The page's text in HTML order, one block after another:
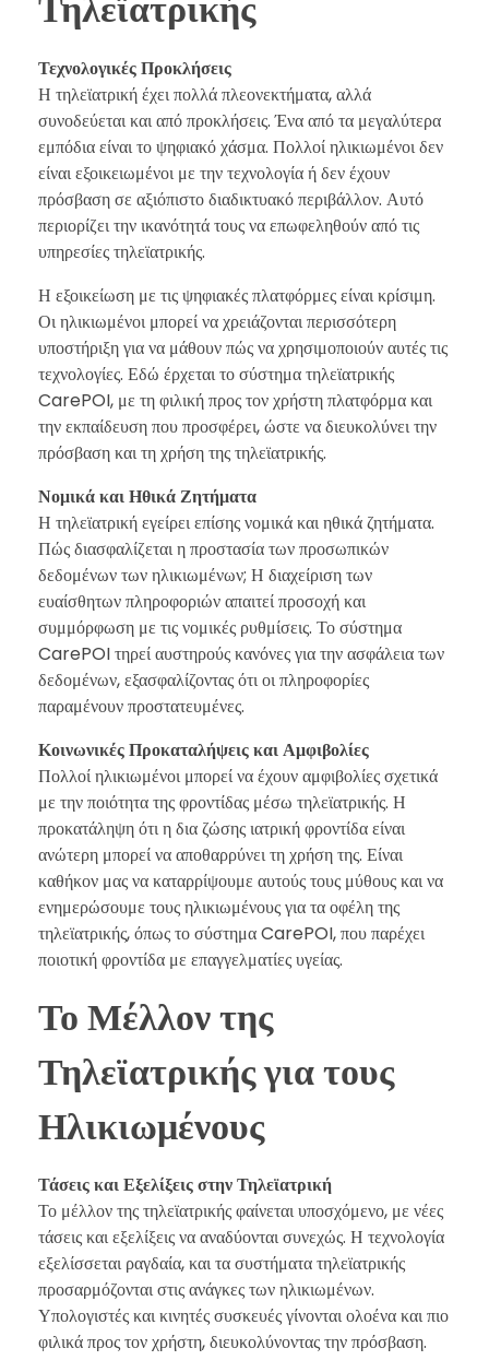
Τεχνολογικές Προκλήσεις
Η τηλεϊατρική έχει πολλά πλεονεκτήματα, αλλά
συνοδεύεται και από προκλήσεις. Ένα από τα μεγαλύτερα
εμπόδια είναι το ψηφιακό χάσμα. Πολλοί ηλικιωμένοι δεν
είναι εξοικειωμένοι με την τεχνολογία ή δεν έχουν
πρόσβαση σε αξιόπιστο διαδικτυακό περιβάλλον. Αυτό
περιορίζει την ικανότητά τους να επωφεληθούν από τις
υπηρεσίες τηλεϊατρικής.
Η εξοικείωση με τις ψηφιακές πλατφόρμες είναι κρίσιμη.
Οι ηλικιωμένοι μπορεί να χρειάζονται περισσότερη
υποστήριξη για να μάθουν πώς να χρησιμοποιούν αυτές τις
τεχνολογίες. Εδώ έρχεται το σύστημα τηλεϊατρικής
CarePOI, με τη φιλική προς τον χρήστη πλατφόρμα και
την εκπαίδευση που προσφέρει, ώστε να διευκολύνει την
πρόσβαση και τη χρήση της τηλεϊατρικής.
Νομικά και Ηθικά Ζητήματα
Η τηλεϊατρική εγείρει επίσης νομικά και ηθικά ζητήματα.
Πώς διασφαλίζεται η προστασία των προσωπικών
δεδομένων των ηλικιωμένων; Η διαχείριση των
ευαίσθητων πληροφοριών απαιτεί προσοχή και
συμμόρφωση με τις νομικές ρυθμίσεις. Το σύστημα
CarePOI τηρεί αυστηρούς κανόνες για την ασφάλεια των
δεδομένων, εξασφαλίζοντας ότι οι πληροφορίες
παραμένουν προστατευμένες.
Κοινωνικές Προκαταλήψεις και Αμφιβολίες
Πολλοί ηλικιωμένοι μπορεί να έχουν αμφιβολίες σχετικά
με την ποιότητα της φροντίδας μέσω τηλεϊατρικής. Η
προκατάληψη ότι η δια ζώσης ιατρική φροντίδα είναι
ανώτερη μπορεί να αποθαρρύνει τη χρήση της. Είναι
καθήκον μας να καταρρίψουμε αυτούς τους μύθους και να
ενημερώσουμε τους ηλικιωμένους για τα οφέλη της
τηλεϊατρικής, όπως το σύστημα CarePOI, που παρέχει
ποιοτική φροντίδα με επαγγελματίες υγείας.
Το Μέλλον της
Τηλεϊατρικής για τους
Ηλικιωμένους
Τάσεις και Εξελίξεις στην Τηλεϊατρική
Το μέλλον της τηλεϊατρικής φαίνεται υποσχόμενο, με νέες
τάσεις και εξελίξεις να αναδύονται συνεχώς. Η τεχνολογία
εξελίσσεται ραγδαία, και τα συστήματα τηλεϊατρικής
προσαρμόζονται στις ανάγκες των ηλικιωμένων.
Υπολογιστές και κινητές συσκευές γίνονται ολοένα και πιο
φιλικά προς τον χρήστη, διευκολύνοντας την πρόσβαση.